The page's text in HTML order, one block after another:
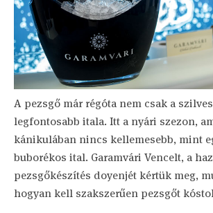
A pezsgő már régóta nem csak a
legfontosabb itala. Itt a nyári szezon,
kánikulában nincs kellemesebb, mint
buborékos ital. Garamvári Vencelt, a
pezsgőkészítés doyenjét kértük meg,
hogyan kell szakszerűen pezsgőt